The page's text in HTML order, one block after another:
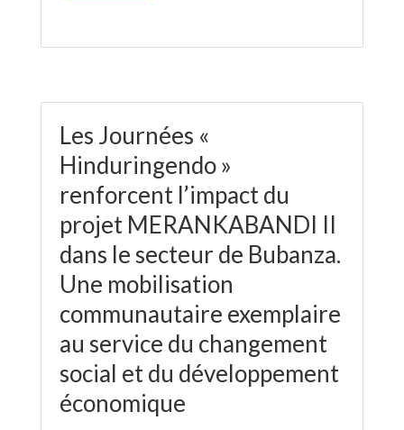
Les Journées «
Hinduringendo »
renforcent l’impact du
projet MERANKABANDI II
dans le secteur de Bubanza.
Une mobilisation
communautaire exemplaire
au service du changement
social et du développement
économique